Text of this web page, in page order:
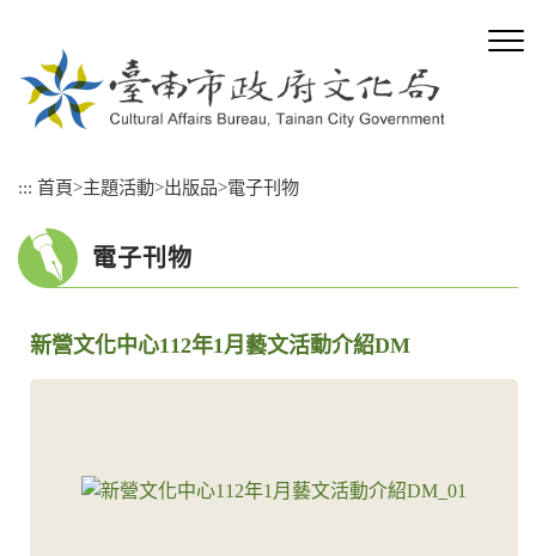
::: 首頁>主題活動>出版品>電子刊物
電子刊物
新營文化中心112年1月藝文活動介紹DM